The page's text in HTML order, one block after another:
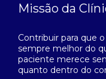
Missão da
Contribuir para que
sempre melhor do
paciente merece
quanto dentro do